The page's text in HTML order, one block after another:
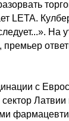
LETA.
На
с